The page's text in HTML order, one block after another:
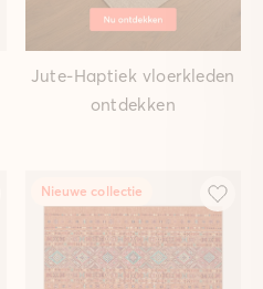
Jute-Haptiek vloerkleden
ontdekken
Nieuwe collectie